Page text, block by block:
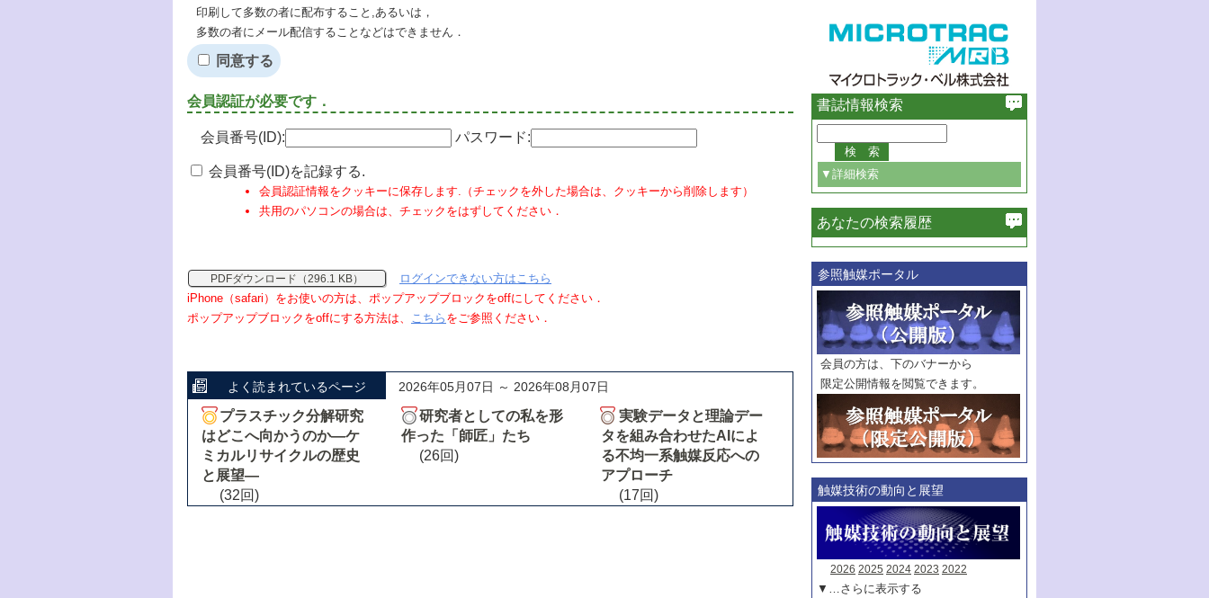
印刷して多数の者に配布すること,あるいは，
多数の者にメール配信することなどはできません．
同意する
会員認証が必要です．
会員番号(ID): パスワード:
会員番号(ID)を記録する.
会員認証情報をクッキーに保存します.（チェックを外した場合は、クッキーから削除します）
共用のパソコンの場合は、チェックをはずしてください．
PDFダウンロード（296.1 KB）
ログインできない方はこちら
iPhone（safari）をお使いの方は、ポップアップブロックをoffにしてください．
ポップアップブロックをoffにする方法は、 こちら をご参照ください．
よく読まれているページ 2026年05月07日 ～ 2026年08月07日
プラスチック分解研究
はどこへ向かうのか―ケ
ミカルリサイクルの歴史
と展望―
(32回)
研究者としての私を形
作った「師匠」たち
(26回)
実験データと理論デー
タを組み合わせたAIによ
る不均一系触媒反応への
アプローチ
(17回)
書誌情報検索
▼詳細検索
必ず含む
巻・号指定
巻
号
範囲指定
巻
号～
巻
号
触媒年鑑
年度
記事種別
マーク：
マークあり
あなたの検索履歴
参照触媒ポータル
会員の方は、下のバナーから
限定公開情報を閲覧できます。
触媒技術の動向と展望
2026 2025 2024 2023 2022
▼…さらに表示する